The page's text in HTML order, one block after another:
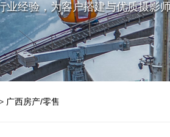
业经验，为客户搭建与优质摄影
广西房产/零售